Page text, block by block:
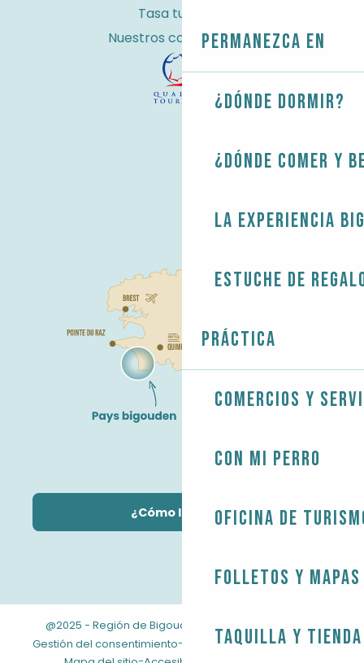
Permanezca en
¿Dónde dormir?
¿Dónde comer y
La experiencia
Estuche de
Práctica
Comercios y
Con mi perro
Oficina de
Folletos y mapas
Taquilla y tienda
Tasa turística
Nuestros compromisos
¿Cómo llegar?
@2025 - Región de Bigouden Información jurídica-
Gestión del consentimiento- CONDICIONES GENERALES
-